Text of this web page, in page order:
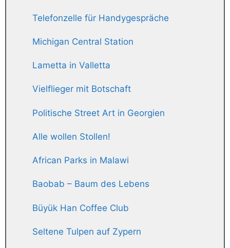
Telefonzelle für Handygespräche
Michigan Central Station
Lametta in Valletta
Vielflieger mit Botschaft
Politische Street Art in Georgien
Alle wollen Stollen!
African Parks in Malawi
Baobab – Baum des Lebens
Büyük Han Coffee Club
Seltene Tulpen auf Zypern